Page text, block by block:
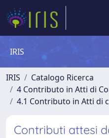
IRIS
IRIS
Catalogo Ricerca
4 Contributo in Atti di
4.1 Contributo in Atti di
Contributi attesi